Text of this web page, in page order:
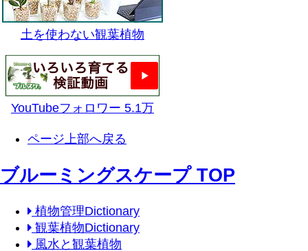
土を使わない観葉植物
YouTubeフォロワー 5.1万
ページ上部へ戻る
ブルーミングスケープ TOP
植物管理Dictionary
観葉植物Dictionary
風水と観葉植物